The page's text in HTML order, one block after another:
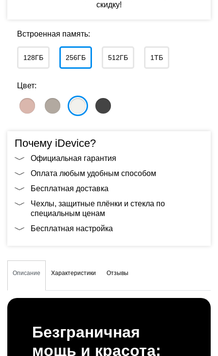
скидку!
Встроенная память:
128ГБ 256ГБ 512ГБ 1ТБ
Цвет:
Почему iDevice?
Официальная гарантия
Оплата любым удобным способом
Бесплатная доставка
Чехлы, защитные плёнки и стекла по
специальным ценам
Бесплатная настройка
Описание Характеристики Отзывы
Безграничная
мощь и красота: